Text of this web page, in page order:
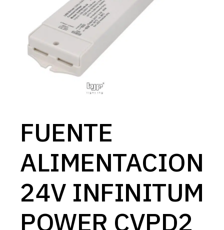
FUENTE
ALIMENTACION
24V INFINITUM
POWER CVPD2